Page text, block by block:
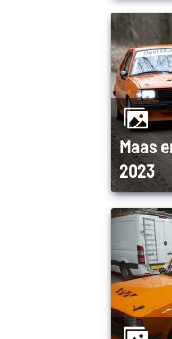
Maas en Kempen rit
2023